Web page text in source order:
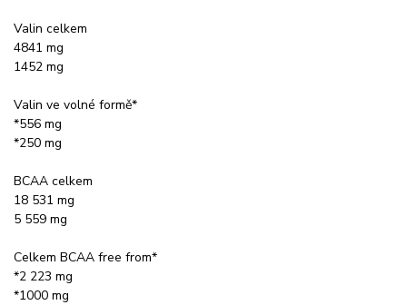
Valin celkem
4841 mg
1452 mg
Valin ve volné formě*
*556 mg
*250 mg
BCAA celkem
18 531 mg
5 559 mg
Celkem BCAA free from*
*2 223 mg
*1000 mg